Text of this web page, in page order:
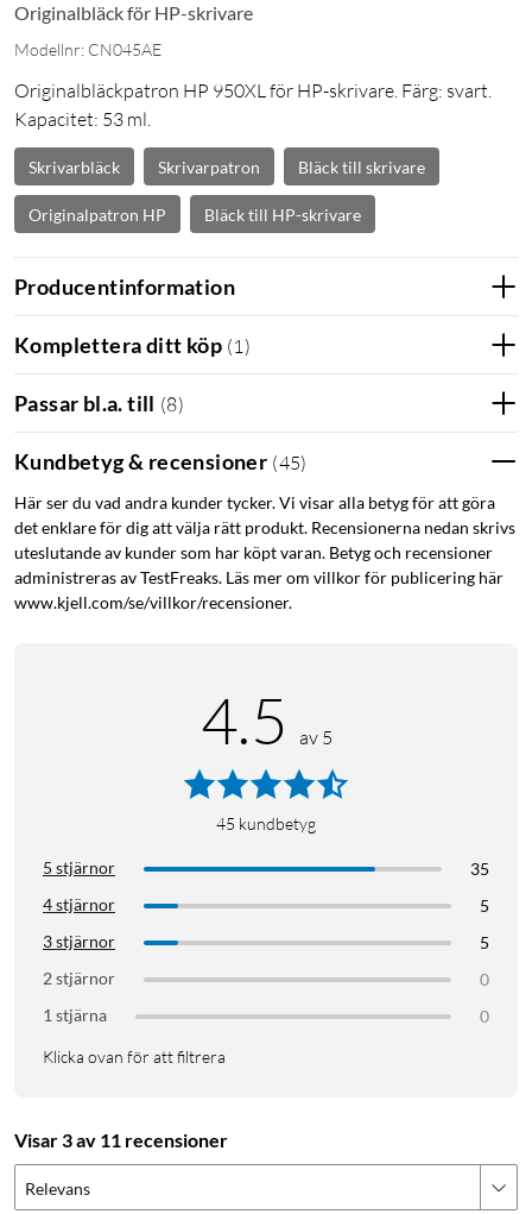
Originalbläck för HP-skrivare
Modellnr: CN045AE
Originalbläckpatron HP 950XL för HP-skrivare. Färg: svart.
Kapacitet: 53 ml.
Skrivarbläck Skrivarpatron Bläck till skrivare
Originalpatron HP Bläck till HP-skrivare
Producentinformation
Komplettera ditt köp (1 )
Passar bl.a. till (8)
Kundbetyg & recensioner (45)
Här ser du vad andra kunder tycker. Vi visar alla betyg för att göra
det enklare för dig att välja rätt produkt. Recensionerna nedan skrivs
uteslutande av kunder som har köpt varan. Betyg och recensioner
administreras av TestFreaks. Läs mer om villkor för publicering här
www.kjell.com/se/villkor/recensioner.
4.5 av 5
45 kundbetyg
5 stjärnor
35
4 stjärnor
5
3 stjärnor
5
2 stjärnor
0
1 stjärna
0
Klicka ovan för att filtrera
Visar 3 av 11 recensioner
Relevans